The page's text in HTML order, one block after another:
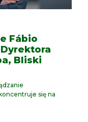
Fábio
Bliski
się na